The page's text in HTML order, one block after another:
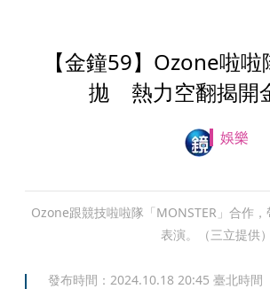
【金鐘59】Ozone啦
拋 熱力空翻揭開
娛樂
Ozone跟競技啦啦隊「MONSTER」合作
表演。（三立提供）
發布時間： 2024.10.18 20:45 臺北時間